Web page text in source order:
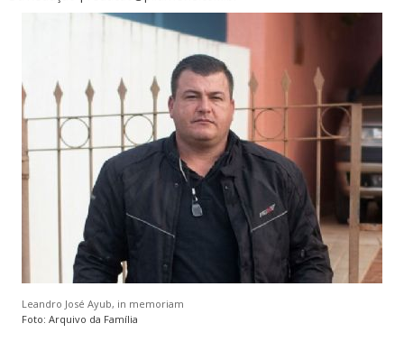
Leandro José Ayub, in memoriam
Foto: Arquivo da Família